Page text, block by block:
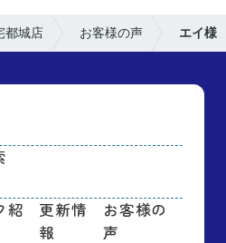
都城店 お客様の声 エイ様
紹
更新情
報
お客様の
声